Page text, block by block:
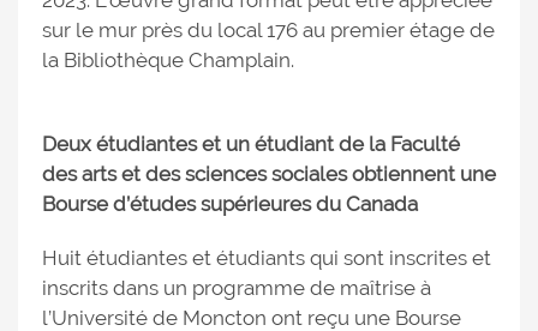
sur le mur près du local 176 au premier étage de
la Bibliothèque Champlain.
Deux étudiantes et un étudiant de la Faculté
des arts et des sciences sociales obtiennent une
Bourse d’études supérieures du Canada
Huit étudiantes et étudiants qui sont inscrites et
inscrits dans un programme de maîtrise à
l’Université de Moncton ont reçu une Bourse